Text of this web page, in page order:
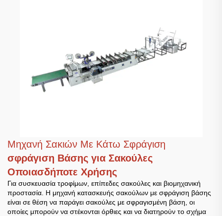
Μηχανή Σακιών Με Κάτω Σφράγιση
σφράγιση Βάσης για Σακούλες
Οποιασδήποτε Χρήσης
Για συσκευασία τροφίμων, επίπεδες σακούλες και βιομηχανική
προστασία. Η μηχανή κατασκευής σακούλων με σφράγιση βάσης
είναι σε θέση να παράγει σακούλες με σφραγισμένη βάση, οι
οποίες μπορούν να στέκονται όρθιες και να διατηρούν το σχήμα